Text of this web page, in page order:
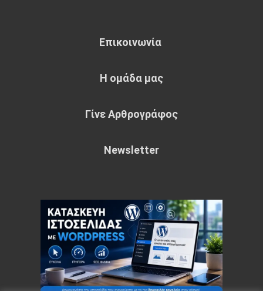
Επικοινωνία
Η ομάδα μας
Γίνε Αρθρογράφος
Newsletter